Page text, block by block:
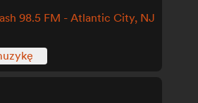
98.5 FM - Atlantic City, NJ